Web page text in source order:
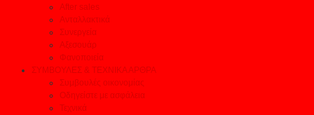
After sales
Ανταλλακτικά
Συνεργεία
Αξεσουάρ
Φανοποιεία
ΣΥΜΒΟΥΛΕΣ & ΤΕΧΝΙΚΑ ΑΡΘΡΑ
Συμβουλές οικονομίας
Οδηγείστε με ασφάλεια
Τεχνικά